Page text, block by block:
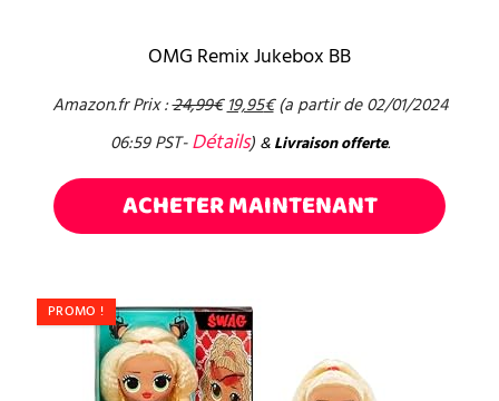
OMG Remix Jukebox BB
Amazon.fr Prix :24,99€19,95€(a partir de 02/01/2024
06:59 PST-Détails) & Livraison offerte.
ACHETER MAINTENANT
PROMO !